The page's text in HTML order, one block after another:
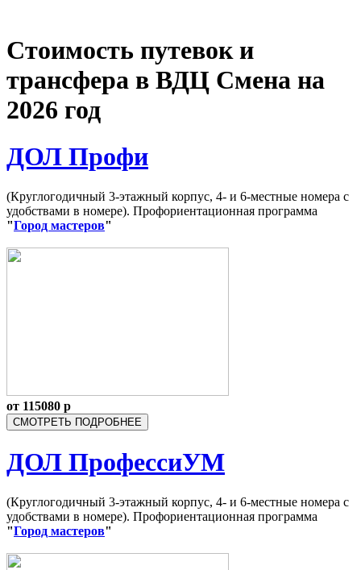
Стоимость путевок и
трансфера в ВДЦ Смена на
2026 год
ДОЛ Профи
(Круглогодичный 3-этажный корпус, 4- и 6-местные номера с
удобствами в номере). Профориентационная программа
"Город мастеров"
от 115080 р
СМОТРЕТЬ ПОДРОБНЕЕ
ДОЛ ПрофессиУМ
(Круглогодичный 3-этажный корпус, 4- и 6-местные номера с
удобствами в номере). Профориентационная программа
"Город мастеров"